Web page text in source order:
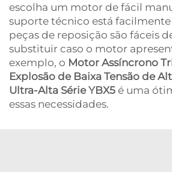
escolha um motor de fácil
suporte técnico está
peças de reposição são fáceis
substituir caso o motor
exemplo, o Motor Assíncrono
Explosão de Baixa Tensão de
Ultra-Alta Série YBX5 é uma
essas necessidades.